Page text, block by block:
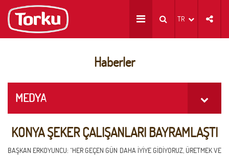
TR
Haberler
MEDYA
KONYA ŞEKER ÇALIŞANLARI BAYRAMLAŞTI
BAŞKAN ERKOYUNCU: “HER GEÇEN GÜN DAHA İYİYE GİDİYORUZ, ÜRETMEK VE